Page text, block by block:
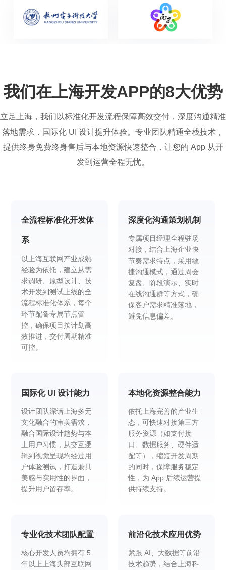
我们在上海开发APP的8大优势
立足上海，我们以标准化开发流程保障高效交付，深度沟通精准
落地需求，国际化 UI 设计提升体验。专业团队精通全栈技术，
提供终身免费终身售后与本地资源快速整合，让您的 App 从开
发到运营全程无忧。
全流程标准化开发体
系
以上海互联网产业成熟
经验为依托，建立从需
求调研、原型设计、技
术开发到测试上线的全
流程标准化体系，每个
环节配备专属节点管
控，确保项目按计划高
效推进，交付周期精准
可控。
深度化沟通策划机制
专属项目经理全程驻场
对接，结合上海企业快
节奏需求特点，采用敏
捷沟通模式，通过周会
复盘、阶段演示、实时
在线沟通群等方式，确
保客户需求精准落地，
避免信息偏差。
国际化 UI 设计能力
设计团队深谙上海多元
文化融合的审美需求，
融合国际设计趋势与本
土用户习惯，从交互逻
辑到视觉呈现均经过用
户体验测试，打造兼具
美感与实用性的界面，
提升用户留存率。
本地化资源整合能力
依托上海完善的产业生
态，可快速对接第三方
服务资源（如支付接
口、数据服务、硬件适
配等），缩短开发周期
的同时，保障服务稳定
性，为 App 后续运营提
供持续支持。
专业化技术团队配置
核心开发人员均拥有 5
年以上上海头部互联网
前沿化技术应用优势
紧跟 AI、大数据等前沿
技术趋势，结合上海科